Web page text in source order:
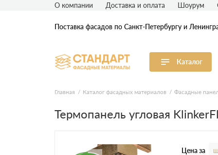
Поставка фасадов по Санкт-Петербургу и
Каталог
Виниловый сайдинг
Акриловый сайдинг
Фасадная штукатурка
О компании Доставка и оплата Шоурум
Главная Каталог фасадных материалов Фасадные
Термопанель угловая
Цена за